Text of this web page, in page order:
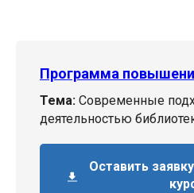
Программа
Тема: Современные
деятельностью
Оставить